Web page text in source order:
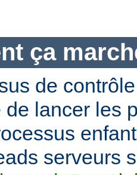
ça
de
de lancer les
serveurs